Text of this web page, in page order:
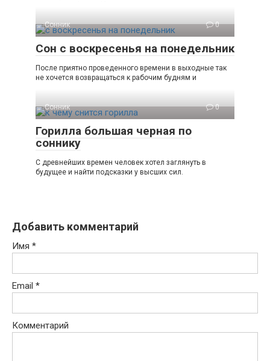
Сонник 0
Сон с воскресенья на понедельник
После приятно проведенного времени в выходные так
не хочется возвращаться к рабочим будням и
Сонник 0
Горилла большая черная по
соннику
С древнейших времен человек хотел заглянуть в
будущее и найти подсказки у высших сил.
Добавить комментарий
Имя *
Email *
Комментарий